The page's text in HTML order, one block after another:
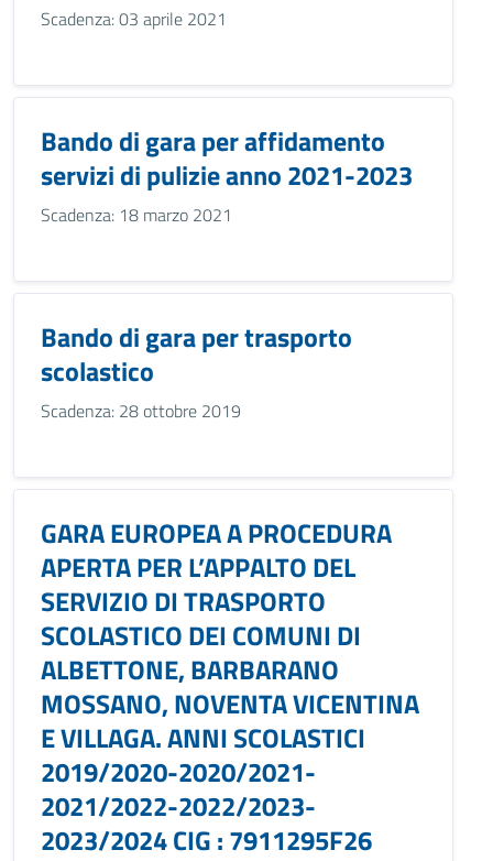
Scadenza: 03 aprile 2021
Bando di gara per affidamento
servizi di pulizie anno 2021-2023
Scadenza: 18 marzo 2021
Bando di gara per trasporto
scolastico
Scadenza: 28 ottobre 2019
GARA EUROPEA A PROCEDURA
APERTA PER L’APPALTO DEL
SERVIZIO DI TRASPORTO
SCOLASTICO DEI COMUNI DI
ALBETTONE, BARBARANO
MOSSANO, NOVENTA VICENTINA
E VILLAGA. ANNI SCOLASTICI
2019/2020-2020/2021-
2021/2022-2022/2023-
2023/2024 CIG : 7911295F26